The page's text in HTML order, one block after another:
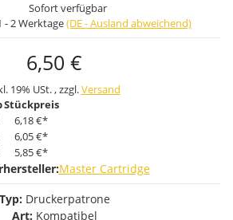
Sofort verfügbar
- 2 Werktage(DE - Ausland abweichend)
6,50 €
19% USt. , zzgl.Versand
Stückpreis
6,18 €*
6,05 €*
5,85 €*
Master Cartridge
Typ: Druckerpatrone
Art: Kompatibel